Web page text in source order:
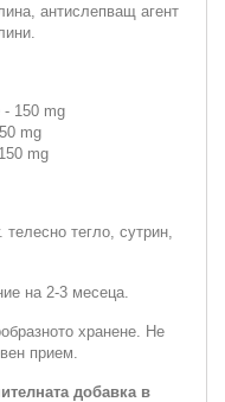
антислепващ агент
- 150 mg
mg
mg
телесно тегло, сутрин,
на 2-3 месеца.
хранене. Не
прием.
добавка в